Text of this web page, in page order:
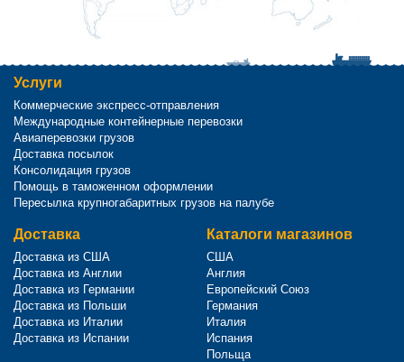
Услуги
Коммерческие экспресс-отправления
Международные контейнерные перевозки
Авиаперевозки грузов
Доставка посылок
Консолидация грузов
Помощь в таможенном оформлении
Пересылка крупногабаритных грузов на палубе
Доставка
Доставка из США
Доставка из Англии
Доставка из Германии
Доставка из Польши
Доставка из Италии
Доставка из Испании
Каталоги магазинов
США
Англия
Европейский Союз
Германия
Италия
Испания
Польща